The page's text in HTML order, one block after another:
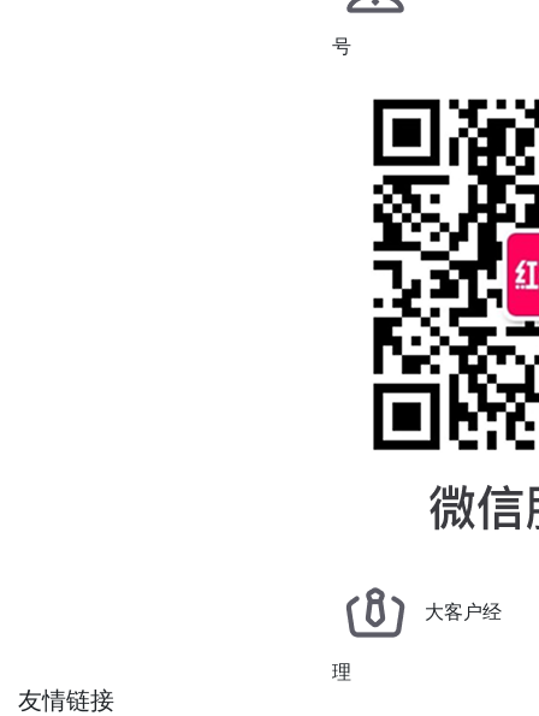
友情链接
号
大客户经
理